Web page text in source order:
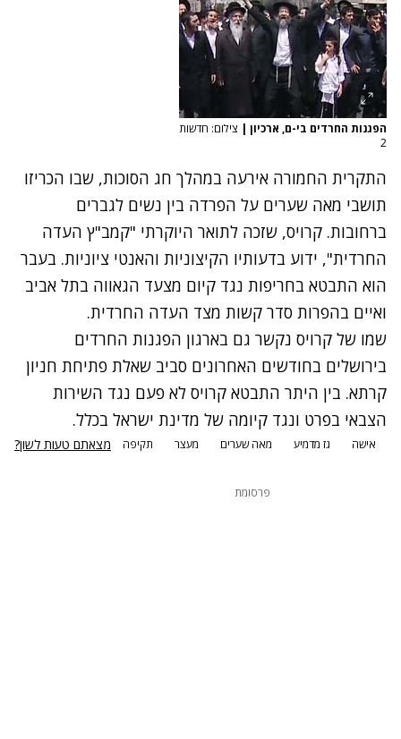
הפגנות החרדים בי-ם, ארכיון | צילום: חדשות
2
התקרית החמורה אירעה במהלך חג הסוכות, שבו הכריזו
תושבי מאה שערים על הפרדה בין נשים לגברים
ברחובות. קרויס, שזכה לתואר היוקרתי "קמב"ץ העדה
החרדית", ידוע בדעותיו הקיצוניות והאנטי ציוניות. בעבר
הוא התבטא בחריפות נגד קיום מצעד הגאווה בתל אביב
ואיים בהפרות סדר קשות מצד העדה החרדית.
שמו של קרויס נקשר גם בארגון הפגנות החרדים
בירושלים בחודשים האחרונים סביב שאלת פתיחת חניון
קרתא. בין היתר התבטא קרויס לא פעם נגד השירות
הצבאי בפרט ונגד קיומה של מדינת ישראל בכלל.
אישה גז מדמיע מאה שערים מעצר תקיפה מצאתם טעות לשון?
פרסומת